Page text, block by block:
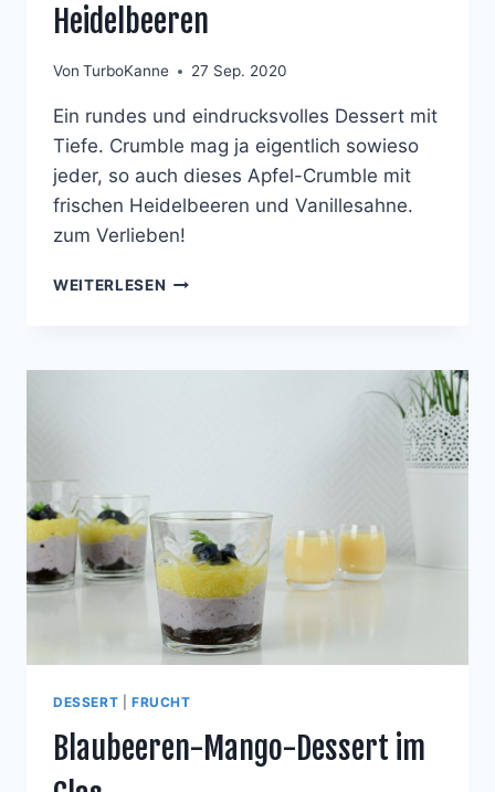
Heidelbeeren
Von TurboKanne 27 Sep. 2020
Ein rundes und eindrucksvolles Dessert mit
Tiefe. Crumble mag ja eigentlich sowieso
jeder, so auch dieses Apfel-Crumble mit
frischen Heidelbeeren und Vanillesahne.
zum Verlieben!
WEITERLESEN APFEL
HEIDELBEEREN
DESSERT FRUCHT
Blaubeeren-Mango-Dessert im